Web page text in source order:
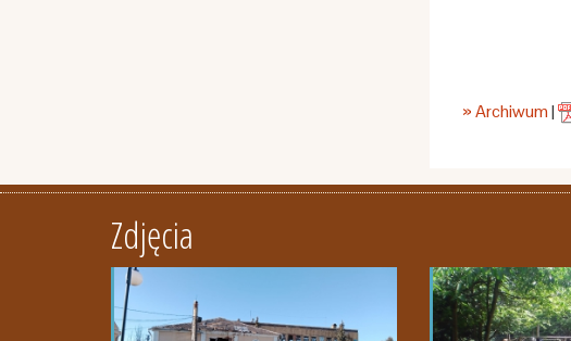
» Archiwum|
Zdjęcia